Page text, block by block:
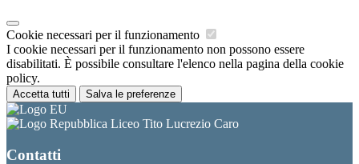
Cookie necessari per il funzionamento
I cookie necessari per il funzionamento non possono essere
disabilitati. È possibile consultare l'elenco nella pagina della cookie
policy.
Accetta tutti Salva le preferenze
Liceo Tito Lucrezio Caro
Contatti